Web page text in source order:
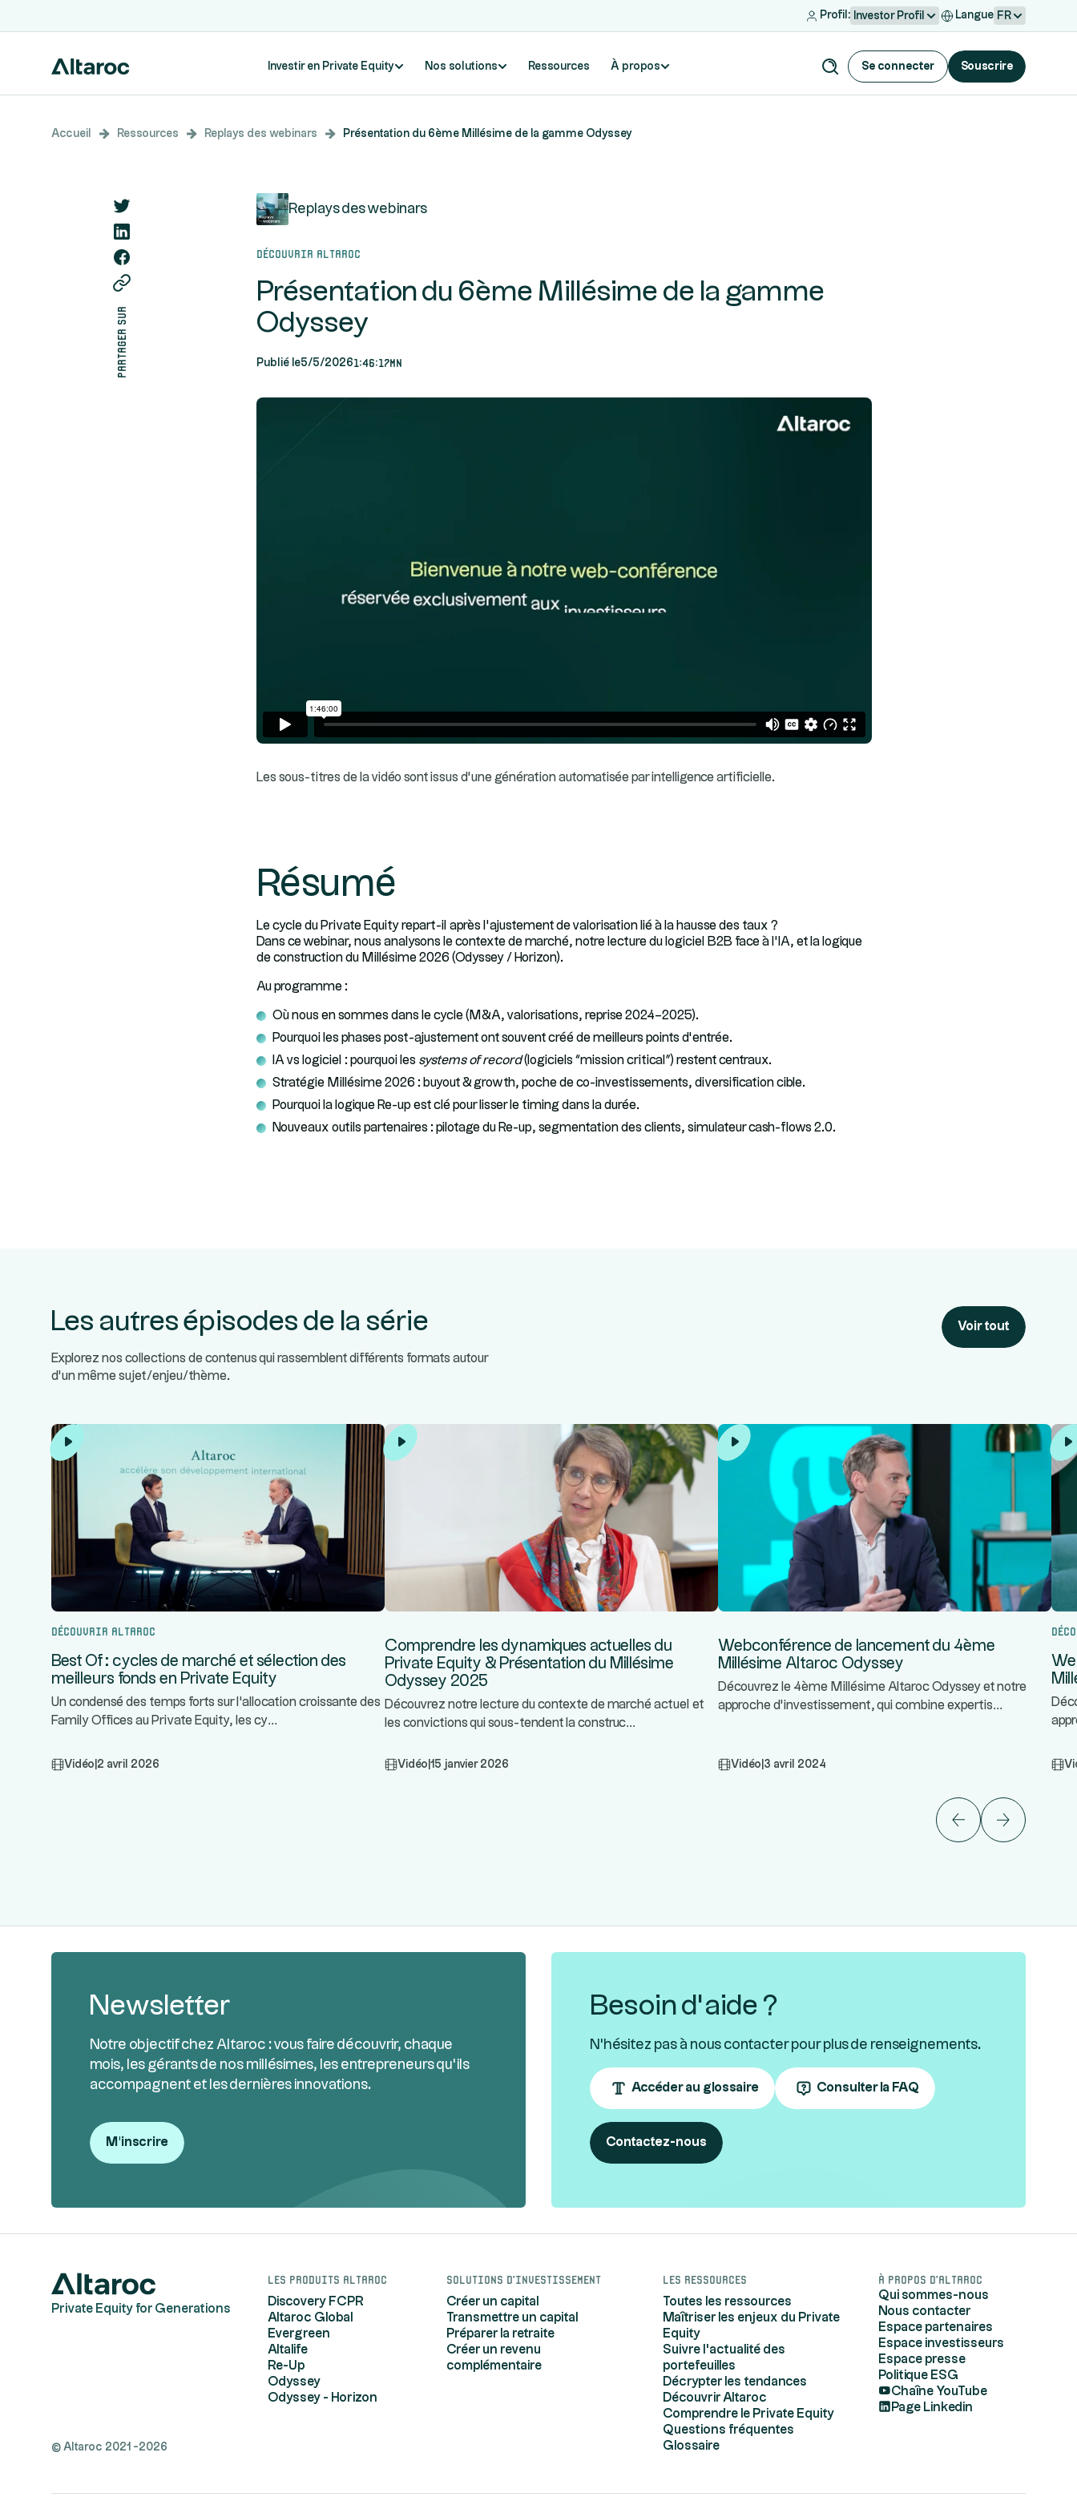
Profil: Investor Profil Langue FR
Investir en Private Equity Nos solutions Ressources À propos Se connecter Souscrire
Accueil Ressources Replays des webinars Présentation du 6ème Millésime de la gamme Odyssey
partager sur
Replays des webinars
Découvrir Altaroc
Présentation du 6ème Millésime de la gamme
Odyssey
Publié le5/5/20261:46:17mn
Les sous-titres de la vidéo sont issus d’une génération automatisée par intelligence artificielle.
Résumé
Le cycle du Private Equity repart-il après l’ajustement de valorisation lié à la hausse des taux ?
Dans ce webinar, nous analysons le contexte de marché, notre lecture du logiciel B2B face à l’IA, et la logique
de construction du Millésime 2026 (Odyssey / Horizon).
Au programme :
Où nous en sommes dans le cycle (M&A, valorisations, reprise 2024–2025).
Pourquoi les phases post-ajustement ont souvent créé de meilleurs points d’entrée.
IA vs logiciel : pourquoi les systems of record(logiciels “mission critical”) restent centraux.
Stratégie Millésime 2026 : buyout & growth, poche de co-investissements, diversification cible.
Pourquoi la logique Re-up est clé pour lisser le timing dans la durée.
Nouveaux outils partenaires : pilotage du Re-up, segmentation des clients, simulateur cash-flows 2.0.
Les autres épisodes de la série
Explorez nos collections de contenus qui rassemblent différents formats autour
d’un même sujet/enjeu/thème.
Voir tout
Découvrir Altaroc
Best Of : cycles de marché et sélection des
meilleurs fonds en Private Equity
Un condensé des temps forts sur l'allocation croissante des
Family Offices au Private Equity, les cy...
Vidéo 2 avril 2026
Comprendre les dynamiques actuelles du
Private Equity & Présentation du Millésime
Odyssey 2025
Découvrez notre lecture du contexte de marché actuel et
les convictions qui sous-tendent la construc...
Vidéo 15 janvier 2026
Webconférence de lancement du 4ème
Millésime Altaroc Odyssey
Découvrez le 4ème Millésime Altaroc Odyssey et notre
approche d’investissement, qui combine expertis...
Vidéo 3 avril 2024
Newsletter
Notre objectif chez Altaroc : vous faire découvrir, chaque
mois, les gérants de nos millésimes, les entrepreneurs qu’ils
accompagnent et les dernières innovations.
M'inscrire
Besoin d’aide ?
N'hésitez pas à nous contacter pour plus de renseignements.
Accéder au glossaire Consulter la FAQ
Contactez-nous
Private Equity for Generations
© Altaroc 2021 -2026
Les produits Altaroc
Discovery FCPR
Altaroc Global
Evergreen
Altalife
Re-Up
Odyssey
Odyssey - Horizon
Solutions d'investissement
Créer un capital
Transmettre un capital
Préparer la retraite
Créer un revenu
complémentaire
Les ressources
Toutes les ressources
Maîtriser les enjeux du Private
Equity
Suivre l'actualité des
portefeuilles
Décrypter les tendances
Découvrir Altaroc
Comprendre le Private Equity
Questions fréquentes
Glossaire
À propos d'Altaroc
Qui sommes-nous
Nous contacter
Espace partenaires
Espace investisseurs
Espace presse
Politique ESG
Chaîne YouTube
Page Linkedin